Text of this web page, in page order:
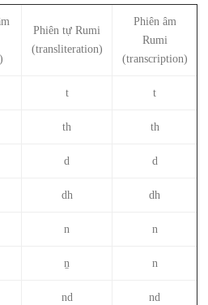
Phiên tự Rumi
(transliteration)
Phiên âm
Rumi
(transcription)
t t
th th
d d
dh dh
n n
ṉ n
nd nd